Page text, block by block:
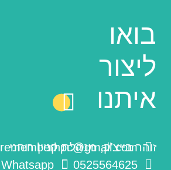
בואו
ליצור
איתנו
זוהר בייצ'ק, מנהלת קניין רוחני
rememberhpc@gmail.com
0525564625
Whatsapp